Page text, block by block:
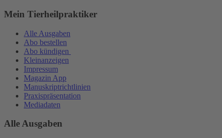
Mein Tierheilpraktiker
Alle Ausgaben
Abo bestellen
Abo kündigen
Kleinanzeigen
Impressum
Magazin App
Manuskriptrichtlinien
Praxispräsentation
Mediadaten
Alle Ausgaben